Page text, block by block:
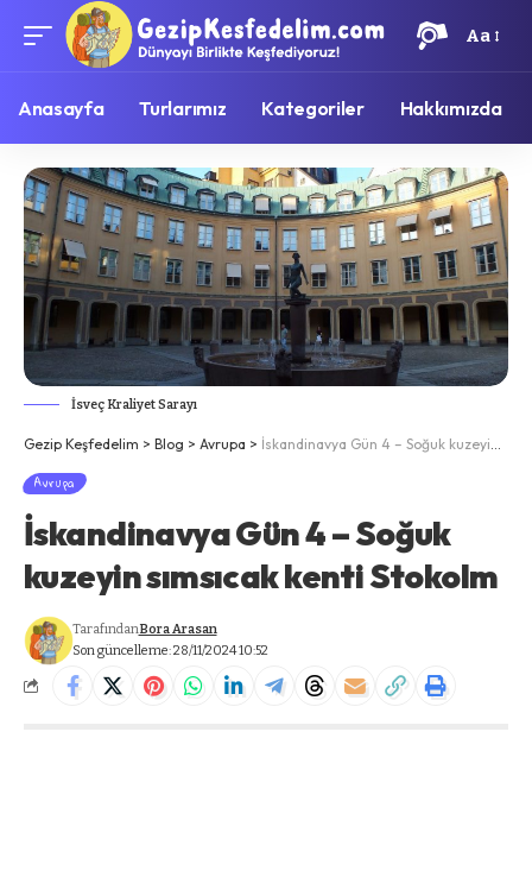
Aa
Anasayfa Turlarımız Kategoriler Hakkımızda
İsveç Kraliyet Sarayı
Gezip Keşfedelim > Blog > Avrupa > İskandinavya Gün 4 – Soğuk kuzeyin sımsıcak kenti Stokolm
Avrupa
İskandinavya Gün 4 – Soğuk
kuzeyin sımsıcak kenti Stokolm
Son güncelleme: 28/11/2024 10:52
TarafındanBora Arasan